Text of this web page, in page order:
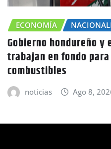
ECONOMÍA NACIONALES
hondureño y el
en fondo para
noticias Ago 8, 2026